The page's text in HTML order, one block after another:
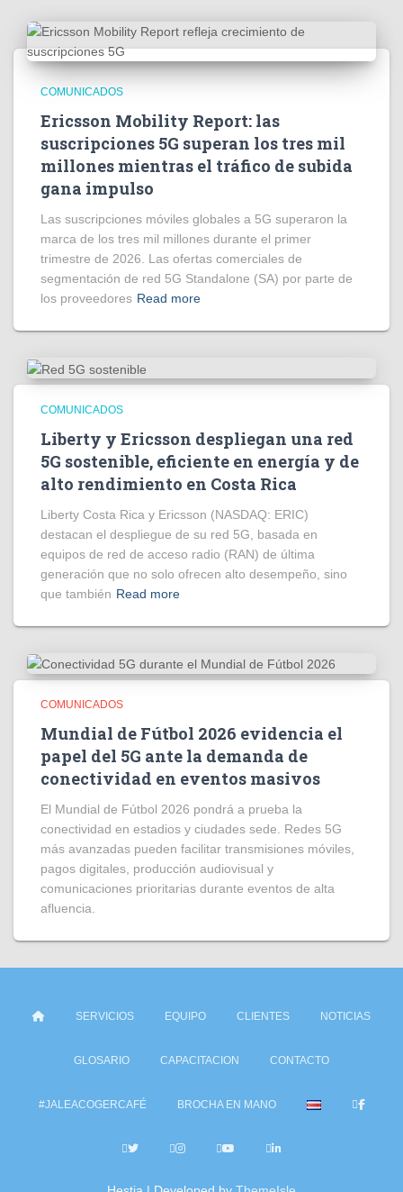
COMUNICADOS
Ericsson Mobility Report: las
suscripciones 5G superan los tres mil
millones mientras el tráfico de subida
gana impulso
Las suscripciones móviles globales a 5G superaron la
marca de los tres mil millones durante el primer
trimestre de 2026. Las ofertas comerciales de
segmentación de red 5G Standalone (SA) por parte de
los proveedores Read more
COMUNICADOS
Liberty y Ericsson despliegan una red
5G sostenible, eficiente en energía y de
alto rendimiento en Costa Rica
Liberty Costa Rica y Ericsson (NASDAQ: ERIC)
destacan el despliegue de su red 5G, basada en
equipos de red de acceso radio (RAN) de última
generación que no solo ofrecen alto desempeño, sino
que también Read more
COMUNICADOS
Mundial de Fútbol 2026 evidencia el
papel del 5G ante la demanda de
conectividad en eventos masivos
El Mundial de Fútbol 2026 pondrá a prueba la
conectividad en estadios y ciudades sede. Redes 5G
más avanzadas pueden facilitar transmisiones móviles,
pagos digitales, producción audiovisual y
comunicaciones prioritarias durante eventos de alta
afluencia.
SERVICIOS EQUIPO CLIENTES NOTICIAS
GLOSARIO CAPACITACION CONTACTO
#JALEACOGERCAFÉ BROCHA EN MANO